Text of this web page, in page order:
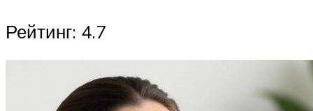
Рейтинг: 4.7